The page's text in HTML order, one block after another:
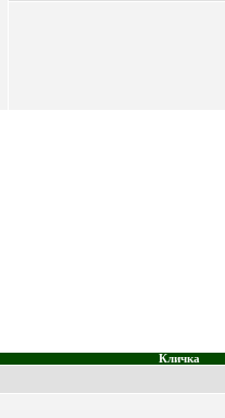
Кличка